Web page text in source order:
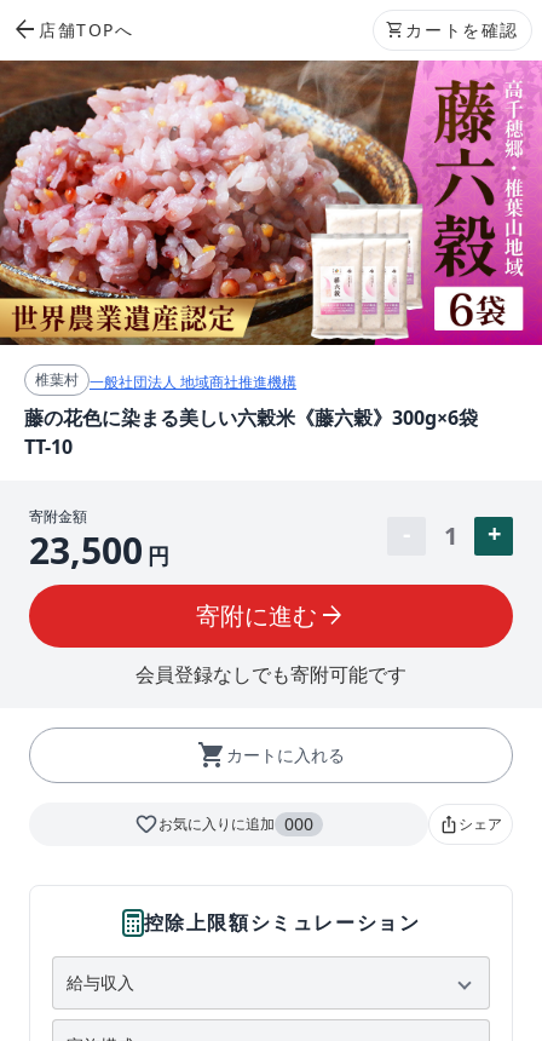
arrow_back 店舗TOPへ shopping_cart カートを確認
椎葉村 一般社団法人 地域商社推進機構
藤の花色に染まる美しい六穀米《藤六穀》300g×6袋
TT-10
寄附金額
23,500 円
1
寄附に進む arrow_forward
会員登録なしでも寄附可能です
shopping_cart カートに入れる
favorite_borderお気に入りに追加 000 ios_shareシェア
控除上限額シミュレーション